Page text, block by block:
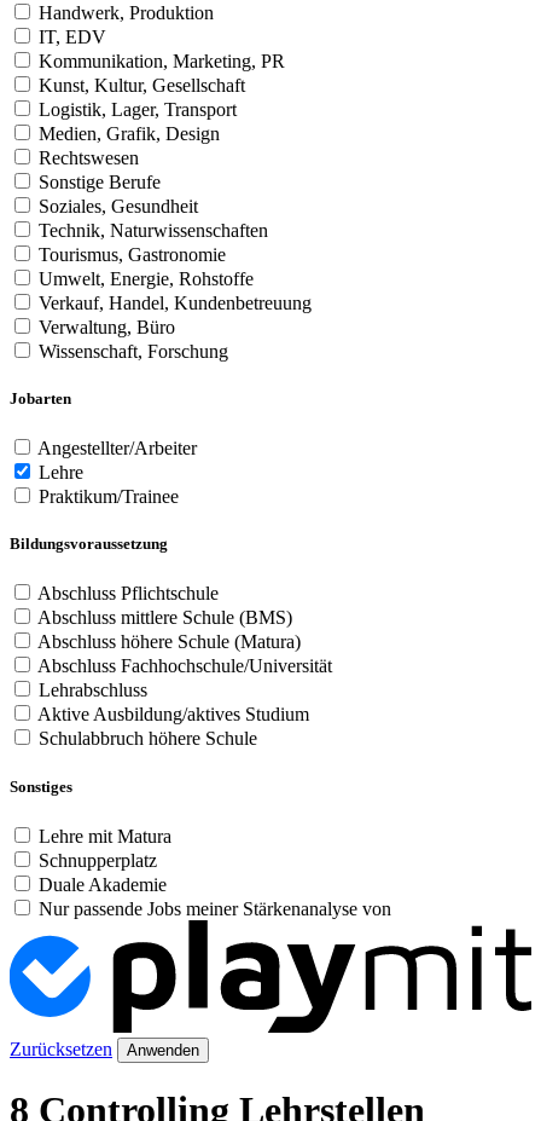
Handwerk, Produktion
IT, EDV
Kommunikation, Marketing, PR
Kunst, Kultur, Gesellschaft
Logistik, Lager, Transport
Medien, Grafik, Design
Rechtswesen
Sonstige Berufe
Soziales, Gesundheit
Technik, Naturwissenschaften
Tourismus, Gastronomie
Umwelt, Energie, Rohstoffe
Verkauf, Handel, Kundenbetreuung
Verwaltung, Büro
Wissenschaft, Forschung
Jobarten
Angestellter/Arbeiter
Lehre
Praktikum/Trainee
Bildungsvoraussetzung
Abschluss Pflichtschule
Abschluss mittlere Schule (BMS)
Abschluss höhere Schule (Matura)
Abschluss Fachhochschule/Universität
Lehrabschluss
Aktive Ausbildung/aktives Studium
Schulabbruch höhere Schule
Sonstiges
Lehre mit Matura
Schnupperplatz
Duale Akademie
Nur passende Jobs meiner Stärkenanalyse von
Zurücksetzen Anwenden
8 Controlling Lehrstellen